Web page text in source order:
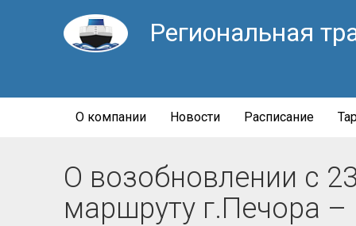
Региональная
О компании Новости Расписание
О возобновлении с
маршруту г.Печора